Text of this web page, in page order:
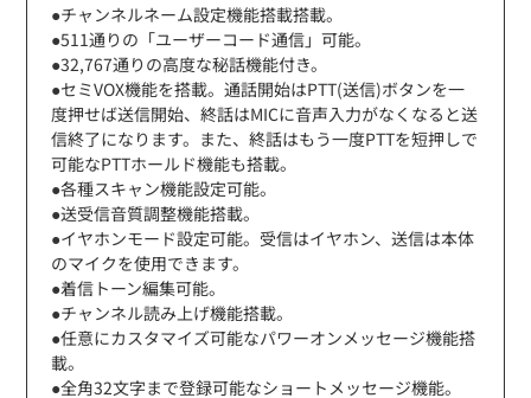
●チャンネルネーム設定機能搭載搭載。
●511通りの「ユーザーコード通信」可能。
●32,767通りの高度な秘話機能付き。
●セミVOX機能を搭載。通話開始はPTT(送信)ボタンを一
度押せば送信開始、終話はMICに音声入力がなくなると送
信終了になります。また、終話はもう一度PTTを短押しで
可能なPTTホールド機能も搭載。
●各種スキャン機能設定可能。
●送受信音質調整機能搭載。
●イヤホンモード設定可能。受信はイヤホン、送信は本体
のマイクを使用できます。
●着信トーン編集可能。
●チャンネル読み上げ機能搭載。
●任意にカスタマイズ可能なパワーオンメッセージ機能搭
載。
●全角32文字まで登録可能なショートメッセージ機能。